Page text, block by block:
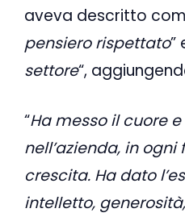
aveva descritto
pensiero rispettato”
settore“,
“Ha messo il cuore e
nell’azienda, in
crescita. Ha dato
intelletto,